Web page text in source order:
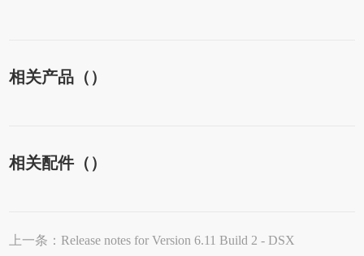
相关产品（）
相关配件（）
上一条：Release notes for Version 6.11 Build 2 - DSX